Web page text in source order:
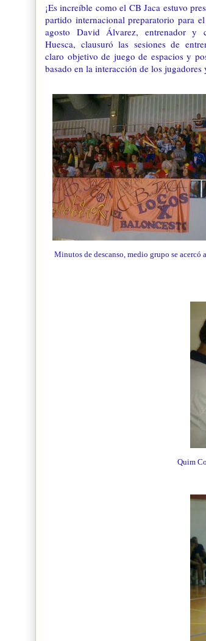
¡Es increíble como el CB Jaca estuvo
partido internacional preparatorio para
agosto David Álvarez, entrenador y
Huesca, clausuró las sesiones de
claro objetivo de juego de espacios y
basado en la interacción de los
Minutos de descanso, medio grupo se acercó
Quim